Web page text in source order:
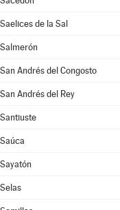
Saelices de la Sal
Salmerón
San Andrés del Congosto
San Andrés del Rey
Santiuste
Saúca
Sayatón
Selas